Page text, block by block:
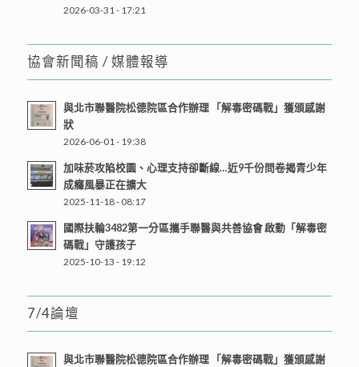
2026-03-31 - 17:21
協會新聞稿 / 媒體報導
與北市聯醫院松德院區合作辦理 「解毒密碼戰」獲頒感謝
狀
2026-06-01 - 19:38
加味菸攻陷校園、心理支持卻斷線…近9千份問卷揭青少年
成癮風暴正在擴大
2025-11-18 - 08:17
國際扶輪3482第一分區攜手聯醫與共善協會 啟動「解毒密
碼戰」守護孩子
2025-10-13 - 19:12
7/4論壇
與北市聯醫院松德院區合作辦理 「解毒密碼戰」獲頒感謝